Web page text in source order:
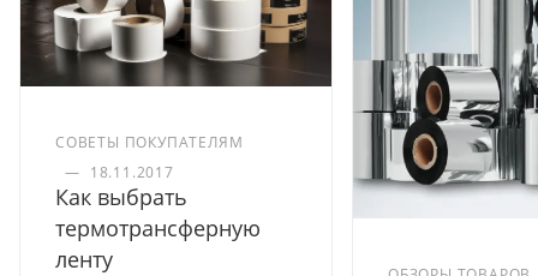
СОВЕТЫ ПОКУПАТЕЛЯМ
— 18.11.2017
Как выбрать
термотрансферную
ленту